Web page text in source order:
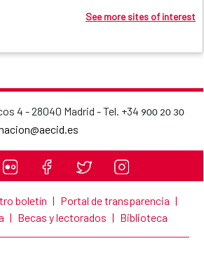
See more sites of interest
4 - 28040 Madrid - Tel. +34 900 20 30
AECID contact details
boletín | Portal de transparencia |
| Becas y lectorados | Biblioteca